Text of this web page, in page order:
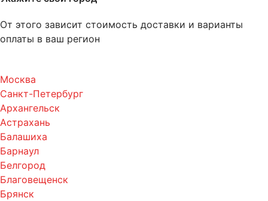
От этого зависит стоимость доставки и варианты
оплаты в ваш регион
Москва
Санкт-Петербург
Архангельск
Астрахань
Балашиха
Барнаул
Белгород
Благовещенск
Брянск